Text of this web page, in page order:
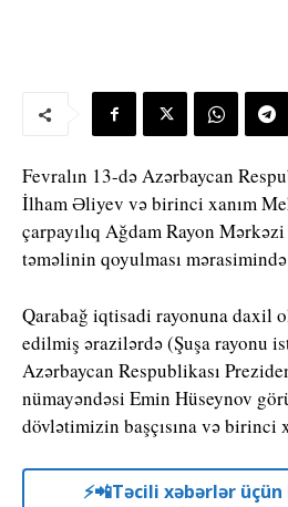
Fevralın 13-də Azərbaycan
İlham Əliyev və birinci xanım
çarpayılıq Ağdam Rayon Mərkəzi
təməlinin qoyulması
Qarabağ iqtisadi rayonuna daxil
edilmiş ərazilərdə (Şuşa rayonu
Azərbaycan Respublikası
nümayəndəsi Emin Hüseynov
dövlətimizin başçısına və birinci
⚡️📲Təcili xəbərlər